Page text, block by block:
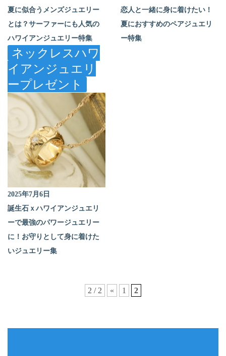
夏に似合うメンズジュエリー
とは？サーファーにも人気の
ハワイアンジュエリー特集
恋人と一緒に身に着けたい！
夏におすすめのペアジュエリ
ー特集
ネックレス ハワ
イアンジュエリ
ープレゼント
2025年7月6日
誕生石ｘハワイアンジュエリ
ーで最強のパワージュエリー
に！お守りとして身に着けた
いジュエリー集
2 / 2 « 1 2